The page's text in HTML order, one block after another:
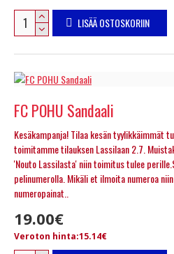
LISÄÄ OSTOSKORIIN
FC POHU Sandaali
Kesäkampanja! Tilaa kesän tyylikkäimmät
toimitamme tilauksen Lassilaan 2.7.
'Nouto Lassilasta' niin toimitus tulee
pelinumerolla. Mikäli et ilmoita numeroa
numeropainat..
19.00€
Veroton hinta:15.14€